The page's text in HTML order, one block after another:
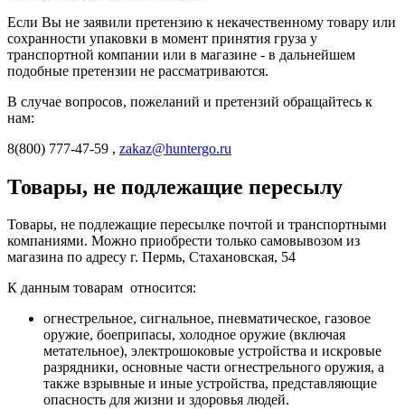
Если Вы не заявили претензию к некачественному товару или
сохранности упаковки в момент принятия груза у
транспортной компании или в магазине - в дальнейшем
подобные претензии не рассматриваются.
В случае вопросов, пожеланий и претензий обращайтесь к
нам:
8(800) 777-47-59 , zakaz@huntergo.ru
Товары, не подлежащие пересылу
Товары, не подлежащие пересылке почтой и транспортными
компаниями. Можно приобрести только самовывозом из
магазина по адресу г. Пермь, Стахановская, 54
К данным товарам относится:
огнестрельное, сигнальное, пневматическое, газовое
оружие, боеприпасы, холодное оружие (включая
метательное), электрошоковые устройства и искровые
разрядники, основные части огнестрельного оружия, а
также взрывные и иные устройства, представляющие
опасность для жизни и здоровья людей.